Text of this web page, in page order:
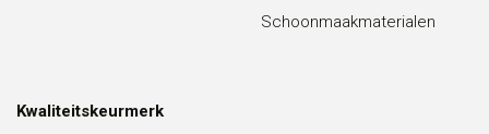
Schoonmaakmaterialen
Kwaliteitskeurmerk